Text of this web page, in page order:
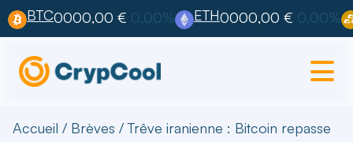
BTC0000,00 € 0,00% ETH0000,00 € 0,00%
Accueil / Brèves /Trêve iranienne : Bitcoin repasse